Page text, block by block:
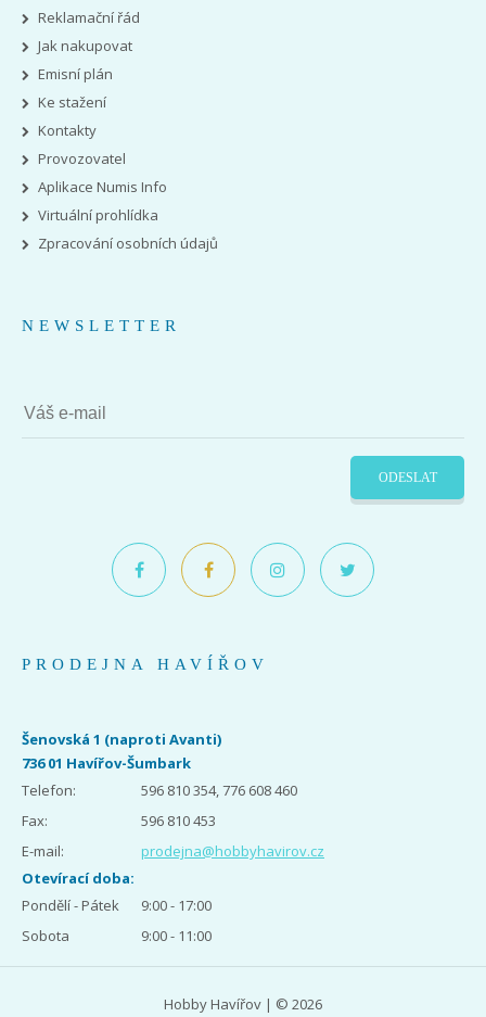
Reklamační řád
Jak nakupovat
Emisní plán
Ke stažení
Kontakty
Provozovatel
Aplikace Numis Info
Virtuální prohlídka
Zpracování osobních údajů
NEWSLETTER
ODESLAT
PRODEJNA HAVÍŘOV
Šenovská 1 (naproti Avanti)
736 01 Havířov-Šumbark
Telefon:
596 810 354, 776 608 460
Fax:
596 810 453
E-mail:
prodejna@hobbyhavirov.cz
Otevírací doba:
Pondělí - Pátek
9:00 - 17:00
Sobota
9:00 - 11:00
Hobby Havířov | © 2026